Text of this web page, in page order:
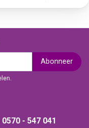
Abonneer
0570 - 547 041